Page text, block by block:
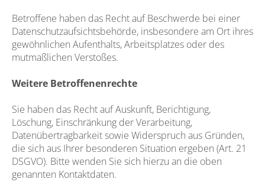
Betroffene haben das Recht auf Beschwerde bei einer
Datenschutzaufsichtsbehörde, insbesondere am Ort ihres
gewöhnlichen Aufenthalts, Arbeitsplatzes oder des
mutmaßlichen Verstoßes.
Weitere Betroffenenrechte
Sie haben das Recht auf Auskunft, Berichtigung,
Löschung, Einschränkung der Verarbeitung,
Datenübertragbarkeit sowie Widerspruch aus Gründen,
die sich aus Ihrer besonderen Situation ergeben (Art. 21
DSGVO). Bitte wenden Sie sich hierzu an die oben
genannten Kontaktdaten.